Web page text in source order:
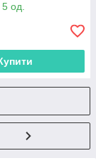
од.